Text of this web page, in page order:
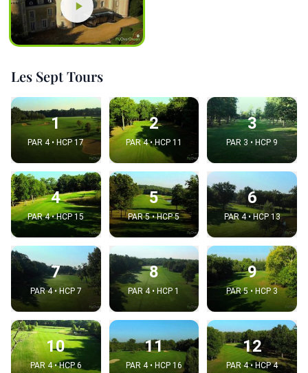
Les Sept Tours
1
PAR 4 • HCP 17
2
PAR 4 • HCP 11
3
PAR 3 • HCP 9
4
PAR 4 • HCP 15
5
PAR 5 • HCP 5
6
PAR 4 • HCP 13
7
PAR 4 • HCP 7
8
PAR 4 • HCP 1
9
PAR 5 • HCP 3
10
PAR 4 • HCP 6
11
PAR 4 • HCP 16
12
PAR 4 • HCP 4